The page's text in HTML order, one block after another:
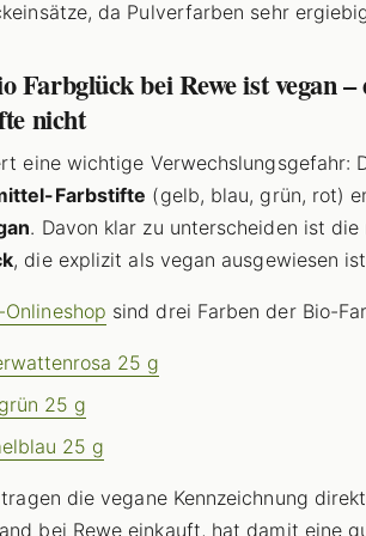
da Pulverfarben sehr
Farbglück bei Rewe ist vegan –
nicht
eine wichtige Verwechslungsgefahr:
Farbstifte (gelb, blau, grün, rot)
. Davon klar zu unterscheiden ist die
, die explizit als vegan ausgewiesen
Onlineshop sind drei Farben der Bio-
25 g
25 g
25 g
die vegane Kennzeichnung
bei Rewe einkauft, hat damit eine